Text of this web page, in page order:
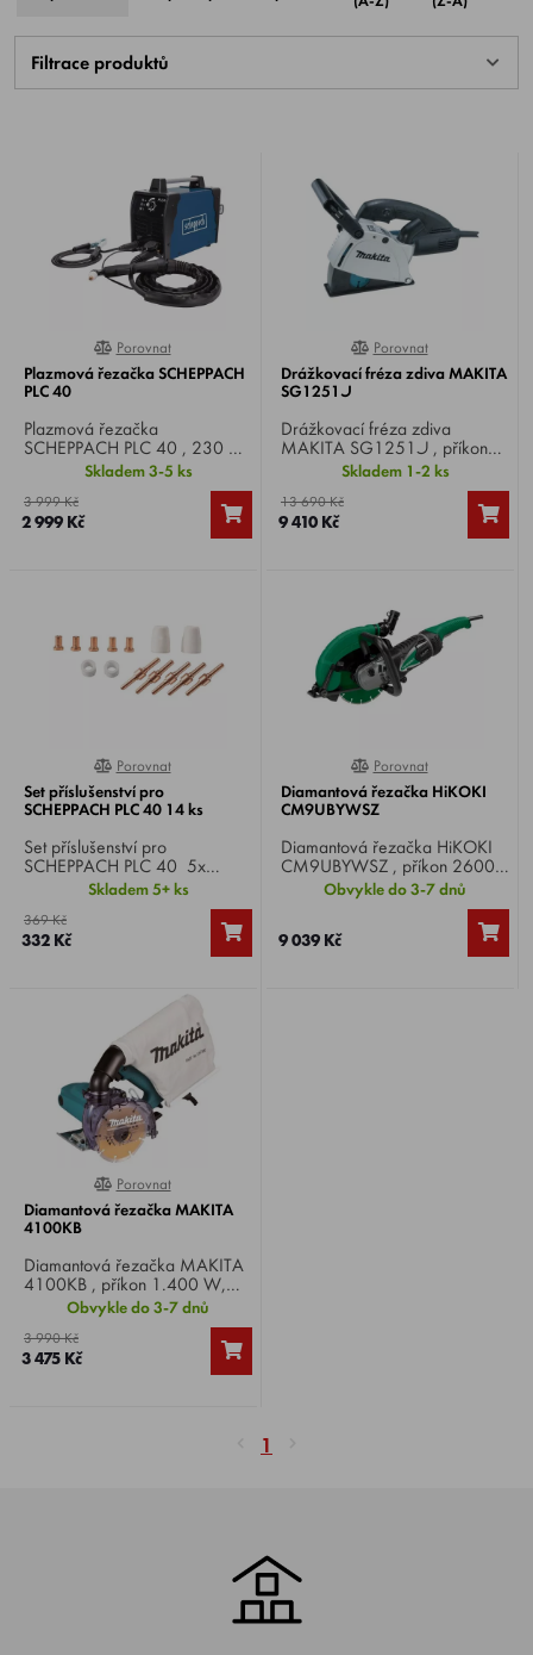
Filtrace produktů
0%
Porovnat
Plazmová řezačka SCHEPPACH
PLC 40
Plazmová řezačka
SCHEPPACH PLC 40 , 230 V,
nastavitelný řezací proud 15-
40 A, pracovní tlak 4-4,5 bar,
hmotnost 6 kg. Včetně
náhradních trysek a elektrod.
Skladem 3-5 ks
3 999 Kč
2 999 Kč
0%
Porovnat
Drážkovací fréza zdiva MAKITA
SG1251J
Drážkovací fréza zdiva
MAKITA SG1251J , příkon
1400 W, otáčky 10.000 min-
1, kotouč Ø 125 mm, otvor
kotouče Ø 22,23 mm,
hmotnost 4,5 kg.
Skladem 1-2 ks
13 690 Kč
9 410 Kč
0%
Porovnat
Set příslušenství pro
SCHEPPACH PLC 40 14 ks
Set příslušenství pro
SCHEPPACH PLC 40 5x
tryska, 5x elektroda, 2x
keramická koncovka hořáku,
Skladem 5+ ks
369 Kč
332 Kč
0%
Porovnat
Diamantová řezačka HiKOKI
CM9UBYWSZ
Diamantová řezačka HiKOKI
CM9UBYWSZ , příkon 2600
W, otáčky 6600 min-1,
průměr kotouče 230 mm,
řezný výkon 60 mm, hmotnost
8,1 kg.
Obvykle do 3-7 dnů
9 039 Kč
0%
Porovnat
Diamantová řezačka MAKITA
4100KB
Diamantová řezačka MAKITA
4100KB , příkon 1.400 W,
otáčky 12.200 min-1, průměr
kotouče 125 mm, řezný výkon
40 mm, hmotnost 3 kg.
Obvykle do 3-7 dnů
3 990 Kč
3 475 Kč
1